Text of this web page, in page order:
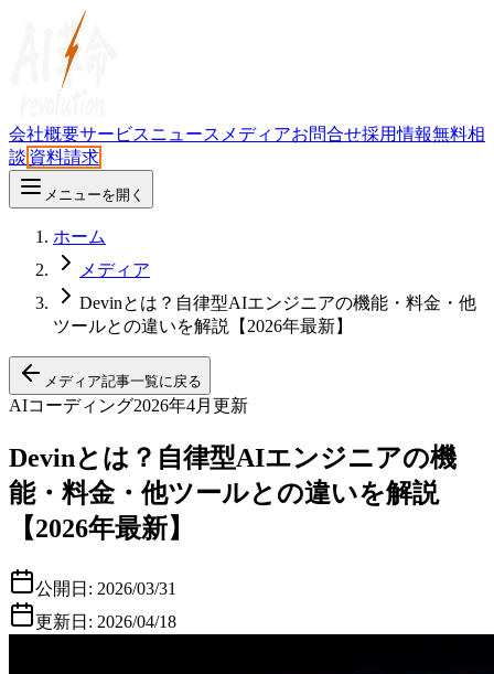
会社概要サービスニュース メディアお問合せ採用情報無料相
談 資料請求
メニューを開く
ホーム
メディア
Devinとは？自律型AIエンジニアの機能・料金・他
ツールとの違いを解説【2026年最新】
メディア記事一覧に戻る
AIコーディング2026年4月更新
Devinとは？自律型AIエンジニアの機
能・料金・他ツールとの違いを解説
【2026年最新】
公開日: 2026/03/31
更新日: 2026/04/18